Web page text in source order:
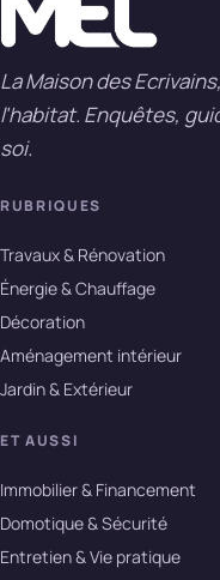
La Maison des
l'habitat. Enquêtes,
soi.
RUBRIQUES
Travaux & Rénovation
Énergie & Chauffage
Décoration
Aménagement intérieur
Jardin & Extérieur
ET AUSSI
Immobilier & Financement
Domotique & Sécurité
Entretien & Vie pratique